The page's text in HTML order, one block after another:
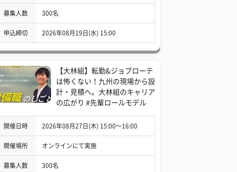
募集人数 300名
申込締切 2026年08月19日(水) 15:00
【大林組】転勤&ジョブローテ
は怖くない！九州の現場から設
計・見積へ。大林組のキャリア
の広がり #先輩ロールモデル
開催日時 2026年08月27日(木) 15:00〜16:00
開催場所 オンラインにて実施
募集人数 300名